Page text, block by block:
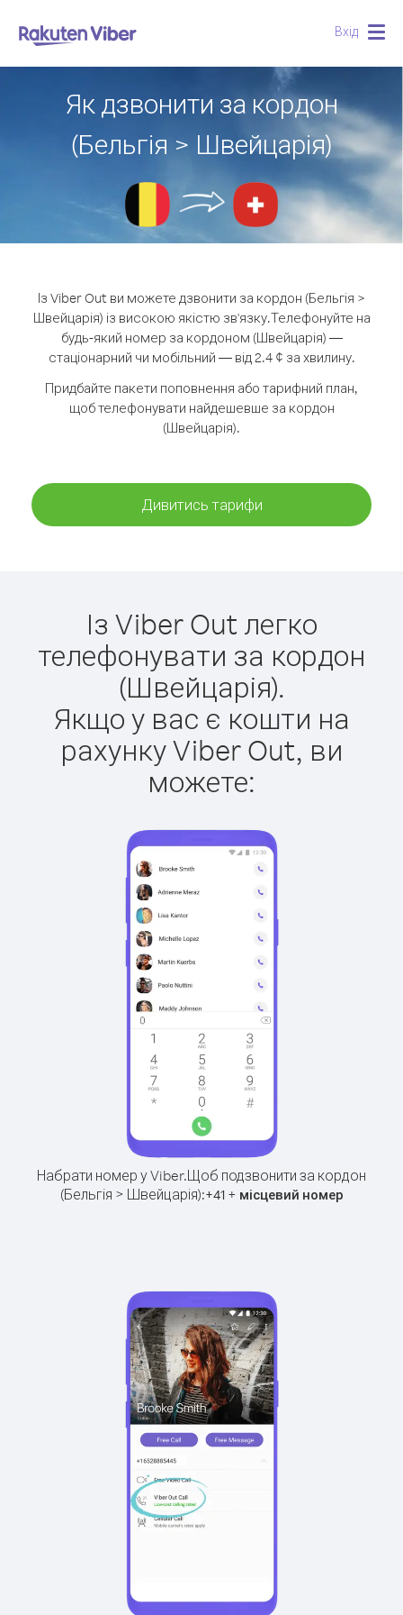
Вхід
Як дзвонити за кордон
(Бельгія > Швейцарія)
Із Viber Out ви можете дзвонити за кордон (Бельгія >
Швейцарія) із високою якістю зв'язку.Телефонуйте на
будь-який номер за кордоном (Швейцарія) —
стаціонарний чи мобільний — від 2.4 ¢ за хвилину.
Придбайте пакети поповнення або тарифний план,
щоб телефонувати найдешевше за кордон
(Швейцарія).
Дивитись тарифи
Із Viber Out легко
телефонувати за кордон
(Швейцарія).
Якщо у вас є кошти на
рахунку Viber Out, ви
можете:
Набрати номер у Viber.Щоб подзвонити за кордон
(Бельгія > Швейцарія):+41+ місцевий номер